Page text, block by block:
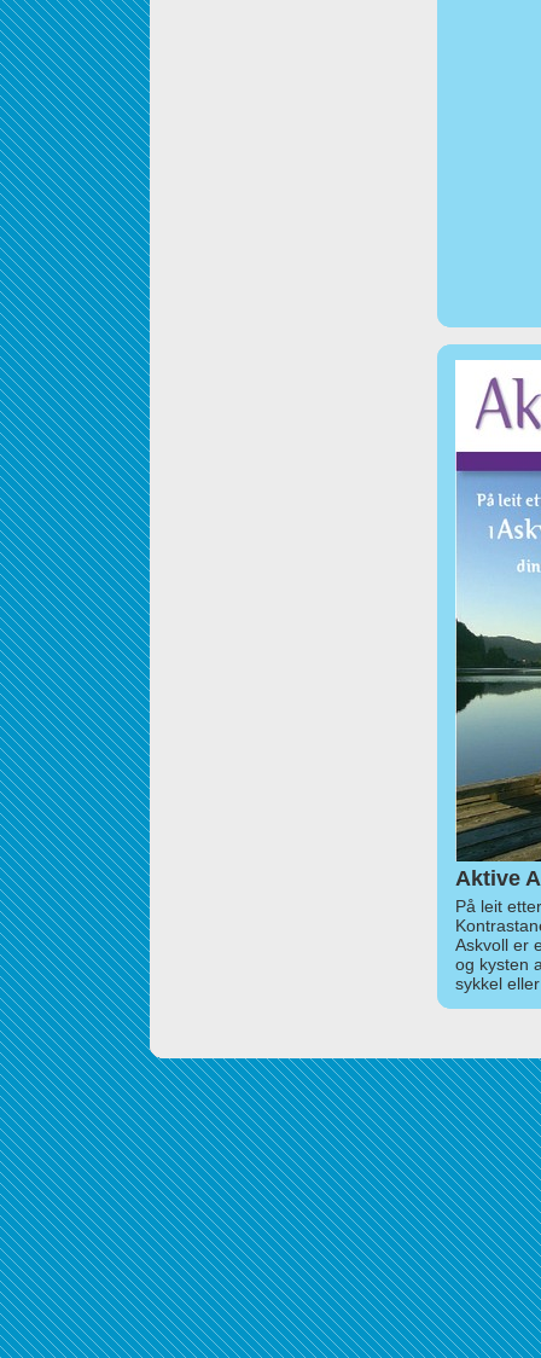
Aktive
På leit
Askvoll er
og kysten
sykkel